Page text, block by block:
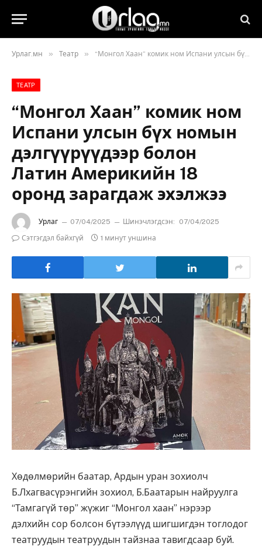
Урлаг.мн » Театр » “Монгол Хаан” комик ном Испани улсын бүх номын дэлгүүрүүдээр болон Латин Америкийн 18 оронд зарагдаж эхэлжээ
ТЕАТР
“Монгол Хаан” комик ном
Испани улсын бүх номын
дэлгүүрүүдээр болон
Латин Америкийн 18
оронд зарагдаж эхэлжээ
Урлаг 07/04/2025 Шинэчлэгдсэн:
07/04/2025
Сэтгэгдэл байхгүй
1 минут уншина
Хөдөлмөрийн баатар, Ардын уран зохиолч
Б.Лхагвасүрэнгийн зохиол, Б.Баатарын найруулга
“Тамгагүй төр” жүжиг “Монгол хаан” нэрээр
дэлхийн сор болсон бүтээлүүд шигшигдэн тоглодог
театруудын театруудын тайзнаа тавигдсаар буй.